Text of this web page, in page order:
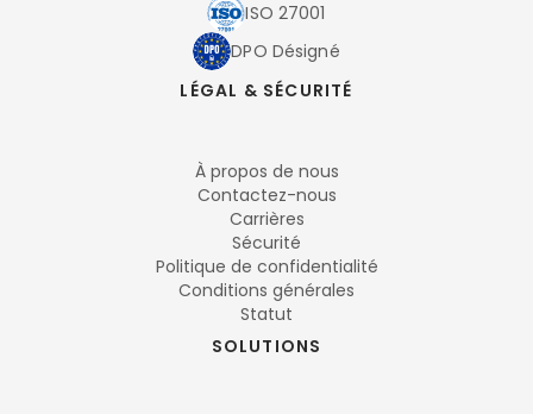
ISO 27001
DPO Désigné
LÉGAL & SÉCURITÉ
À propos de nous
Contactez-nous
Carrières
Sécurité
Politique de confidentialité
Conditions générales
Statut
SOLUTIONS